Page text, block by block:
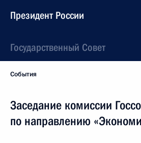
Президент России
Государственный Совет
События
Заседание комиссии
по направлению